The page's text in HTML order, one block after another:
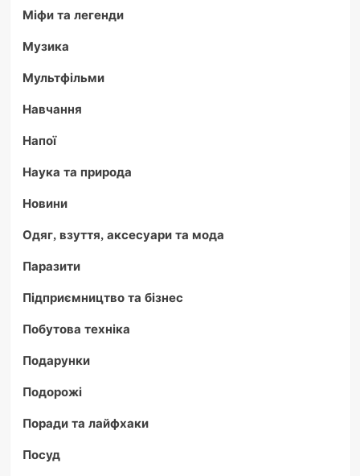
Міфи та легенди
Музика
Мультфільми
Навчання
Напої
Наука та природа
Новини
Одяг, взуття, аксесуари та мода
Паразити
Підприємництво та бізнес
Побутова техніка
Подарунки
Подорожі
Поради та лайфхаки
Посуд